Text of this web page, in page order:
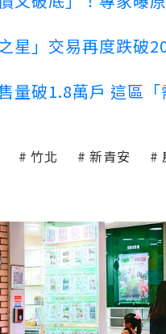
星」交易再度跌破
量破1.8萬戶 這區
竹北 新青安